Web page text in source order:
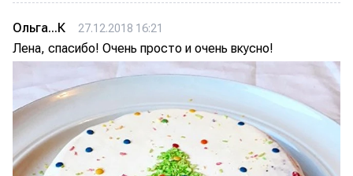
Ольга...К 27.12.2018 16:21
Лена, спасибо! Очень просто и очень вкусно!